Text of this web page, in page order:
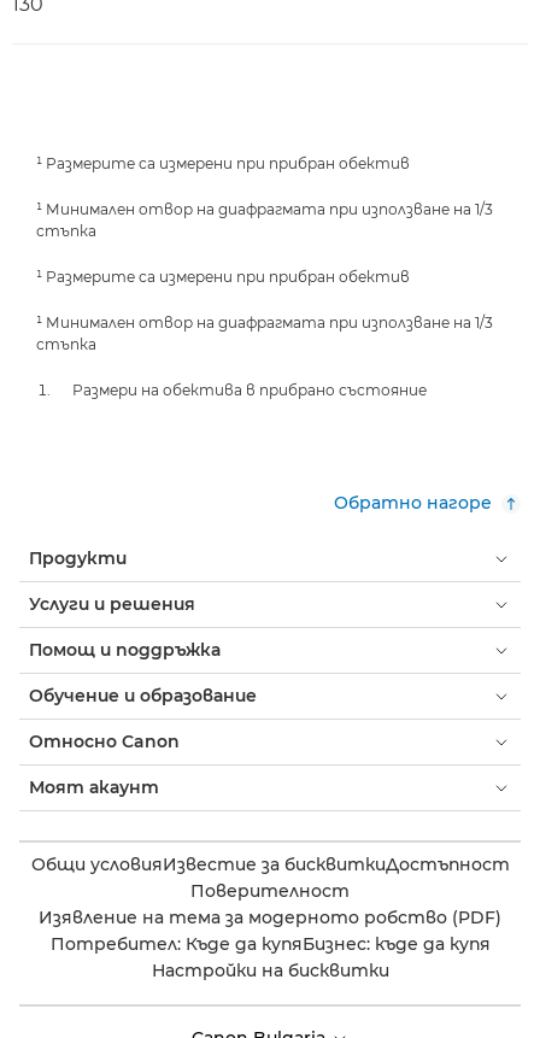
¹ Размерите са измерени при прибран обектив
¹ Минимален отвор на диафрагмата при използване на 1/3
стъпка
¹ Размерите са измерени при прибран обектив
¹ Минимален отвор на диафрагмата при използване на 1/3
стъпка
Размери на обектива в прибрано състояние
Обратно нагоре
Продукти
Услуги и решения
Помощ и поддръжка
Обучение и образование
Относно Canon
Моят акаунт
Общи условияИзвестие за бисквиткиДостъпност
Поверителност
Изявление на тема за модерното робство (PDF)
Потребител: Къде да купяБизнес: къде да купя
Настройки на бисквитки